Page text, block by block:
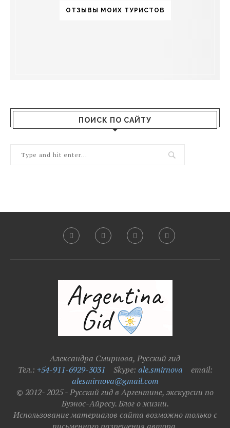
ОТЗЫВЫ МОИХ ТУРИСТОВ
ПОИСК ПО САЙТУ
Александра Смирнова, Русский гид
Тел.: +54-911-6929-3031 Skype: ale.smirnova email:
alesmirnova@gmail.com
© 2012- 2025 - Русский гид в Аргентине, экскурсии по
Буэнос-Айресу. Блог о жизни.
Использование материалов сайта возможно только с